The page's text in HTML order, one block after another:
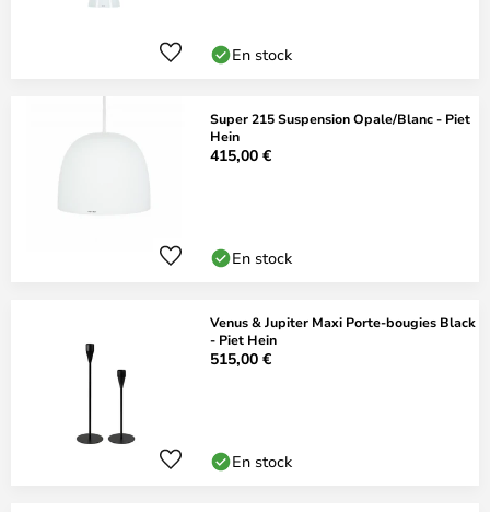
En stock
Super 215 Suspension Opale/Blanc - Piet
Hein
415,00 €
En stock
Venus & Jupiter Maxi Porte-bougies Black
- Piet Hein
515,00 €
En stock